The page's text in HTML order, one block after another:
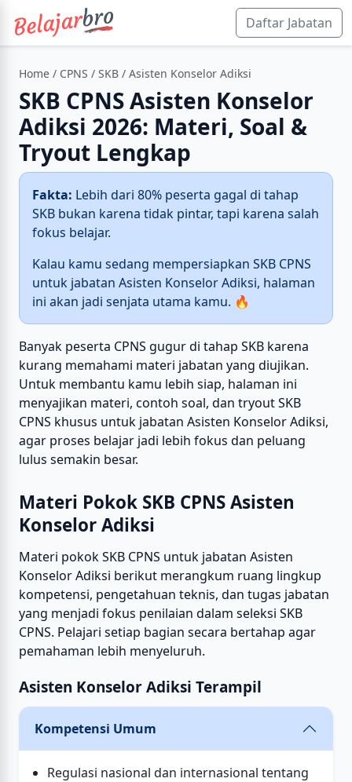
Daftar Jabatan
Home / CPNS / SKB / Asisten Konselor Adiksi
SKB CPNS Asisten Konselor
Adiksi 2026: Materi, Soal &
Tryout Lengkap
Fakta: Lebih dari 80% peserta gagal di tahap
SKB bukan karena tidak pintar, tapi karena salah
fokus belajar.
Kalau kamu sedang mempersiapkan SKB CPNS
untuk jabatan Asisten Konselor Adiksi, halaman
ini akan jadi senjata utama kamu. 🔥
Banyak peserta CPNS gugur di tahap SKB karena
kurang memahami materi jabatan yang diujikan.
Untuk membantu kamu lebih siap, halaman ini
menyajikan materi, contoh soal, dan tryout SKB
CPNS khusus untuk jabatan Asisten Konselor Adiksi,
agar proses belajar jadi lebih fokus dan peluang
lulus semakin besar.
Materi Pokok SKB CPNS Asisten
Konselor Adiksi
Materi pokok SKB CPNS untuk jabatan Asisten
Konselor Adiksi berikut merangkum ruang lingkup
kompetensi, pengetahuan teknis, dan tugas jabatan
yang menjadi fokus penilaian dalam seleksi SKB
CPNS. Pelajari setiap bagian secara bertahap agar
pemahaman lebih menyeluruh.
Asisten Konselor Adiksi Terampil
Kompetensi Umum
Regulasi nasional dan internasional tentang